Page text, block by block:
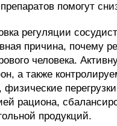
помогут
регуляции
причина, почему
человека.
а также
рациона,
продукций.